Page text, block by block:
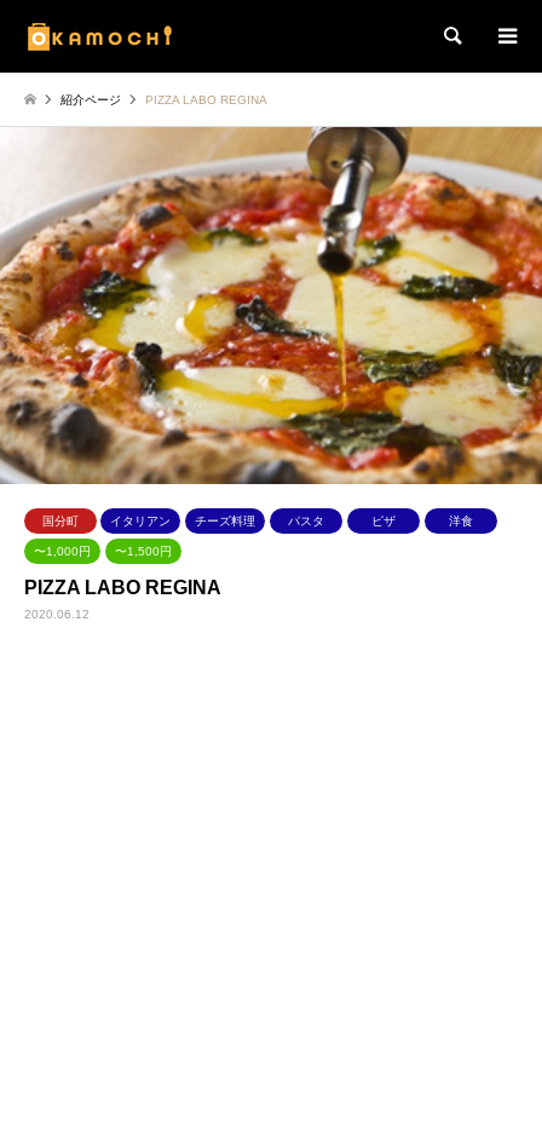
検索
紹介ページ PIZZA LABO REGINA
国分町 イタリアン チーズ料理 パスタ ピザ 洋食
〜1,000円 〜1,500円
PIZZA LABO REGINA
2020.06.12